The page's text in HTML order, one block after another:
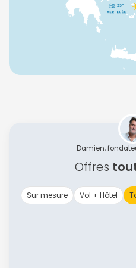
Damien,
Offres
Sur mesure Vol + Hôtel